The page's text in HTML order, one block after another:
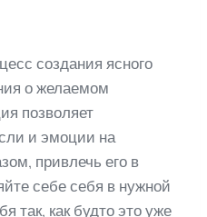
создания ясного
о желаемом
позволяет
и эмоции на
привлечь его в
себе себя в нужной
так, как будто это уже